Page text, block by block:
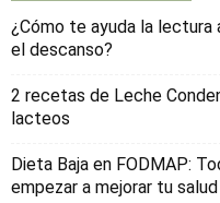
¿Cómo te ayuda la lectura
el descanso?
2 recetas de Leche
lacteos
Dieta Baja en FODMAP:
empezar a mejorar tu